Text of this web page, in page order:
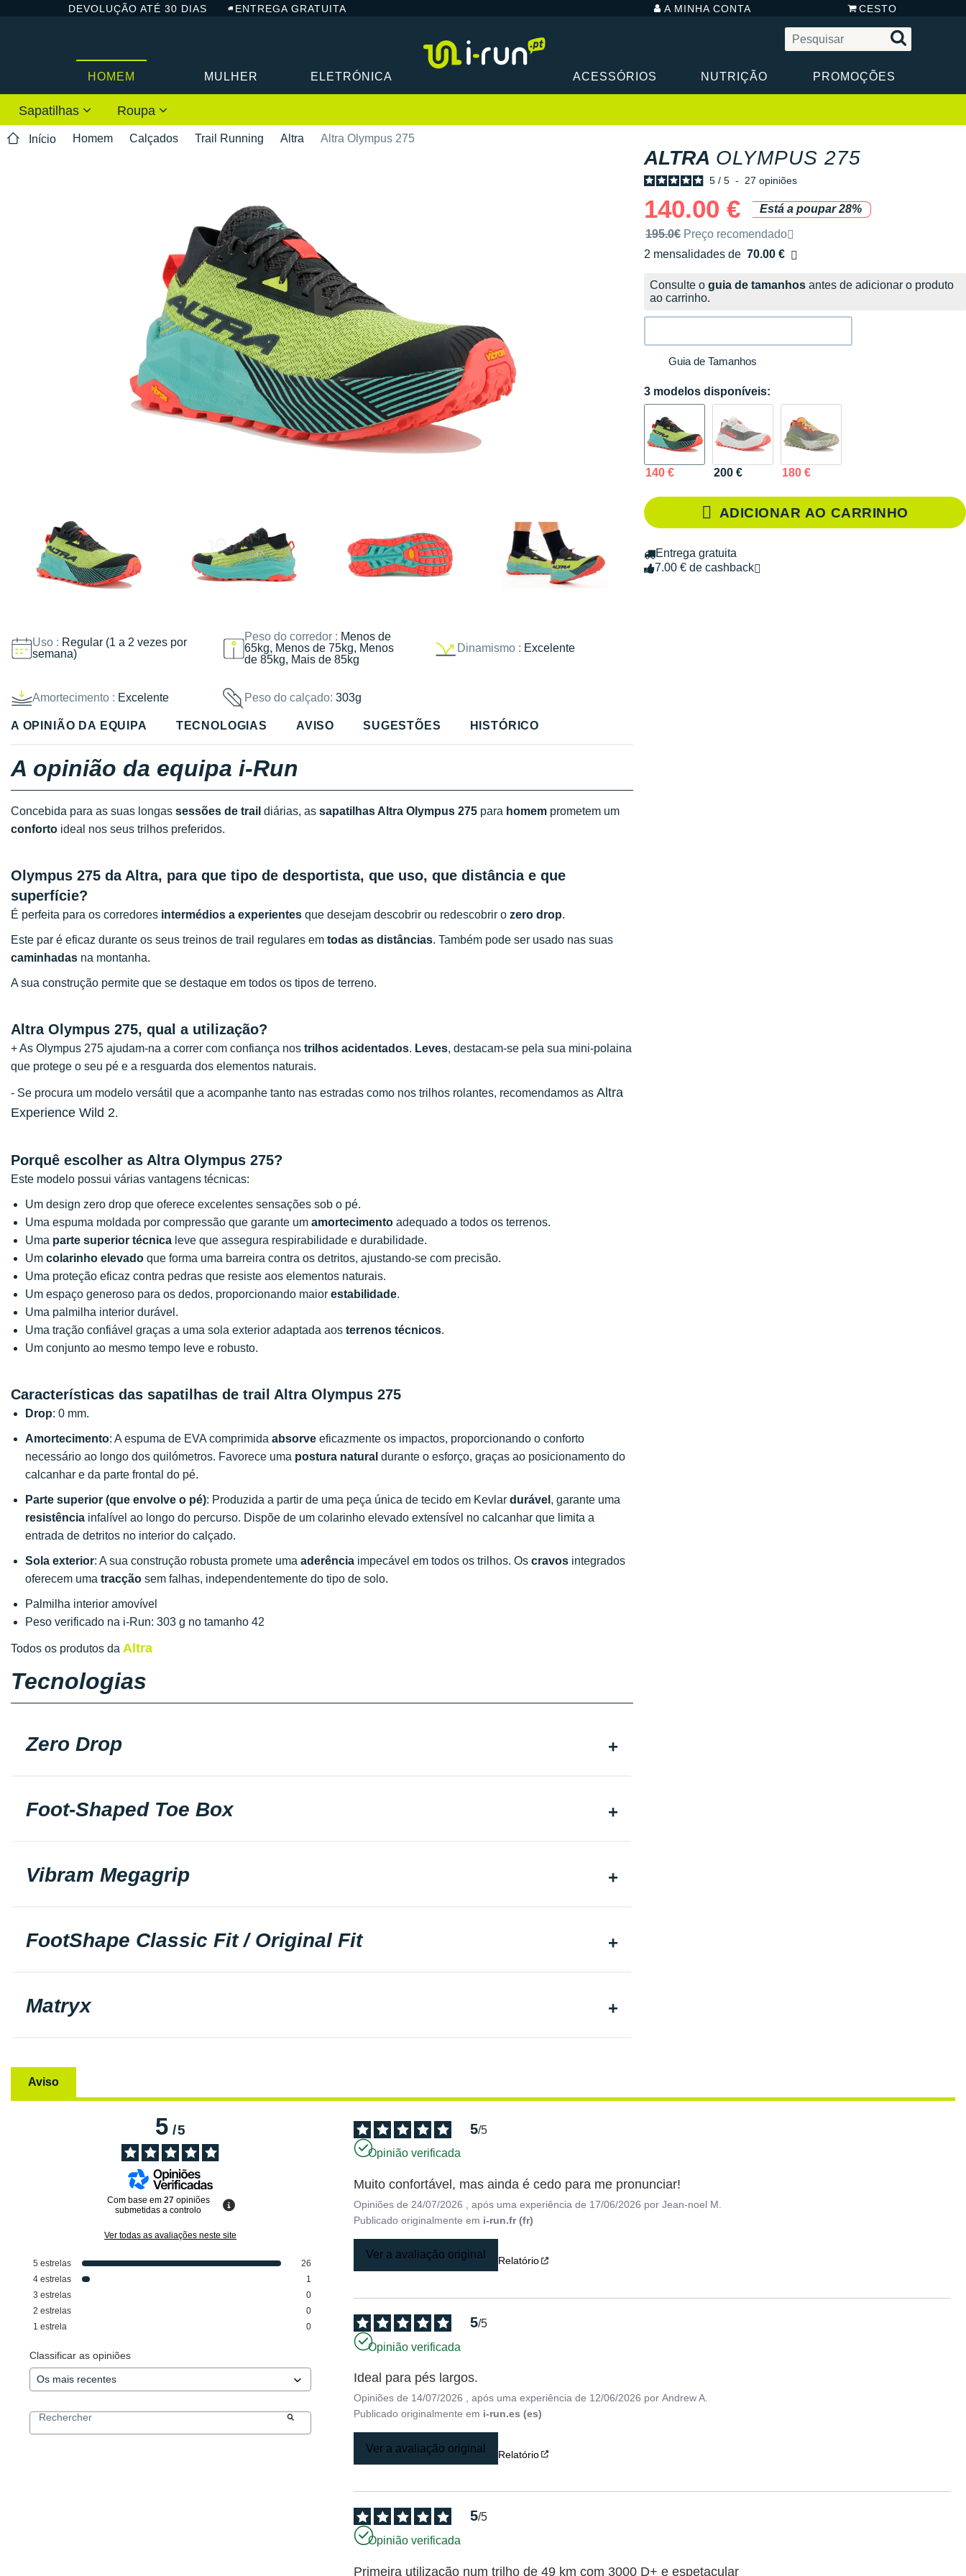
DEVOLUÇÃO ATÉ 30 DIAS ENTREGA GRATUITA A MINHA CONTA CESTO
HOMEM MULHER ELETRÓNICA ACESSÓRIOS NUTRIÇÃO PROMOÇÕES
Sapatilhas Roupa
Início Homem Calçados Trail Running Altra Altra Olympus 275
Uso : Regular (1 a 2 vezes por
semana)
Peso do corredor : Menos de
65kg, Menos de 75kg, Menos
de 85kg, Mais de 85kg
Dinamismo : Excelente
Amortecimento : Excelente Peso do calçado: 303g
ALTRA OLYMPUS 275
5 / 5 - 27 opiniões
140.00 €
Está a poupar 28%
Preço de venda recomendado pela marca
195.0€ Preço recomendado
2 mensalidades de 70.00 €
sem custos
Consulte o guia de tamanhos antes de adicionar o produto
ao carrinho.
Guia de Tamanhos
3 modelos disponíveis:
140 € 200 € 180 €
ADICIONAR AO CARRINHO
Entrega gratuita
7.00 € de cashback
A OPINIÃO DA EQUIPA TECNOLOGIAS AVISO SUGESTÕES HISTÓRICO
A opinião da equipa i-Run
Concebida para as suas longas sessões de trail diárias, as sapatilhas Altra Olympus 275 para homem prometem um
conforto ideal nos seus trilhos preferidos.
Olympus 275 da Altra, para que tipo de desportista, que uso, que distância e que
superfície?
É perfeita para os corredores intermédios a experientes que desejam descobrir ou redescobrir o zero drop.
Este par é eficaz durante os seus treinos de trail regulares em todas as distâncias. Também pode ser usado nas suas
caminhadas na montanha.
A sua construção permite que se destaque em todos os tipos de terreno.
Altra Olympus 275, qual a utilização?
+ As Olympus 275 ajudam-na a correr com confiança nos trilhos acidentados. Leves, destacam-se pela sua mini-polaina
que protege o seu pé e a resguarda dos elementos naturais.
- Se procura um modelo versátil que a acompanhe tanto nas estradas como nos trilhos rolantes, recomendamos as Altra
Experience Wild 2.
Porquê escolher as Altra Olympus 275?
Este modelo possui várias vantagens técnicas:
Um design zero drop que oferece excelentes sensações sob o pé.
Uma espuma moldada por compressão que garante um amortecimento adequado a todos os terrenos.
Uma parte superior técnica leve que assegura respirabilidade e durabilidade.
Um colarinho elevado que forma uma barreira contra os detritos, ajustando-se com precisão.
Uma proteção eficaz contra pedras que resiste aos elementos naturais.
Um espaço generoso para os dedos, proporcionando maior estabilidade.
Uma palmilha interior durável.
Uma tração confiável graças a uma sola exterior adaptada aos terrenos técnicos.
Um conjunto ao mesmo tempo leve e robusto.
Características das sapatilhas de trail Altra Olympus 275
Drop: 0 mm.
Amortecimento: A espuma de EVA comprimida absorve eficazmente os impactos, proporcionando o conforto
necessário ao longo dos quilómetros. Favorece uma postura natural durante o esforço, graças ao posicionamento do
calcanhar e da parte frontal do pé.
Parte superior (que envolve o pé): Produzida a partir de uma peça única de tecido em Kevlar durável , garante uma
resistência infalível ao longo do percurso. Dispõe de um colarinho elevado extensível no calcanhar que limita a
entrada de detritos no interior do calçado.
Sola exterior: A sua construção robusta promete uma aderência impecável em todos os trilhos. Os cravos integrados
oferecem uma tracção sem falhas, independentemente do tipo de solo.
Palmilha interior amovível
Peso verificado na i-Run: 303 g no tamanho 42
Todos os produtos da Altra
Tecnologias
Zero Drop
Foot-Shaped Toe Box
Vibram Megagrip
FootShape Classic Fit / Original Fit
Matryx
Aviso
5/5
Com base em 27 opiniões
submetidas a controlo
Ver todas as avaliações neste site
5 estrelas
26
4 estrelas
1
3 estrelas
0
2 estrelas
0
1 estrela 0
Classificar as opiniões
5/5
Opinião verificada
Muito confortável, mas ainda é cedo para me pronunciar!
Opiniões de 24/07/2026 , após uma experiência de 17/06/2026 porJean-noel M.
Publicado originalmente em i-run.fr (fr)
Ver a avaliação original Relatório
5/5
Opinião verificada
Ideal para pés largos.
Opiniões de 14/07/2026 , após uma experiência de 12/06/2026 porAndrew A.
Publicado originalmente em i-run.es (es)
Ver a avaliação original Relatório
5/5
Opinião verificada
Primeira utilização num trilho de 49 km com 3000 D+ e espetacular